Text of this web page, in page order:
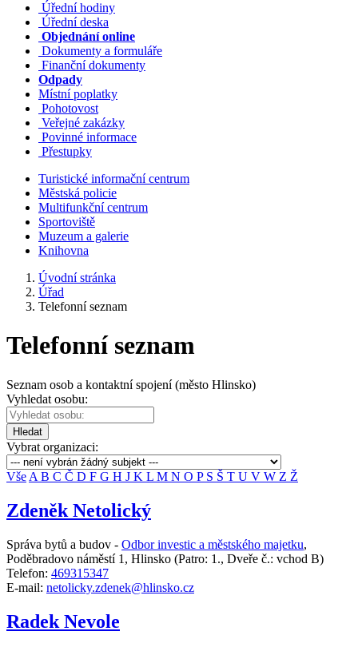
Úřední hodiny
Úřední deska
Objednání online
Dokumenty a formuláře
Finanční dokumenty
Odpady
Místní poplatky
Pohotovost
Veřejné zakázky
Povinné informace
Přestupky
Turistické informační centrum
Městská policie
Multifunkční centrum
Sportoviště
Muzeum a galerie
Knihovna
Úvodní stránka
Úřad
Telefonní seznam
Telefonní seznam
Seznam osob a kontaktní spojení (město Hlinsko)
Vyhledat osobu:
Hledat
Vybrat organizaci:
Vše A B C Č D F G H J K L M N O P S Š T U V W Z Ž
Zdeněk Netolický
Správa bytů a budov - Odbor investic a městského majetku,
Poděbradovo náměstí 1, Hlinsko (Patro: 1., Dveře č.: vchod B)
Telefon: 469315347
E-mail: netolicky.zdenek@hlinsko.cz
Radek Nevole